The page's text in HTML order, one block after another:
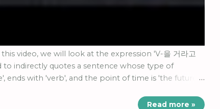
video, we will look at the expression 'V-을 거라고
to indirectly quotes a sentence whose type of
ends with 'verb', and the point of time is 'the future
Read more »